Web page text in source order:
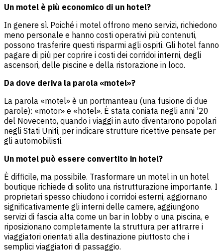
Un motel è più economico di un hotel?
In genere sì. Poiché i motel offrono meno servizi, richiedono
meno personale e hanno costi operativi più contenuti,
possono trasferire questi risparmi agli ospiti. Gli hotel fanno
pagare di più per coprire i costi dei corridoi interni, degli
ascensori, delle piscine e della ristorazione in loco.
Da dove deriva la parola «motel»?
La parola «motel» è un portmanteau (una fusione di due
parole): «motor» e «hotel». È stata coniata negli anni '20
del Novecento, quando i viaggi in auto diventarono popolari
negli Stati Uniti, per indicare strutture ricettive pensate per
gli automobilisti.
Un motel può essere convertito in hotel?
È difficile, ma possibile. Trasformare un motel in un hotel
boutique richiede di solito una ristrutturazione importante. I
proprietari spesso chiudono i corridoi esterni, aggiornano
significativamente gli interni delle camere, aggiungono
servizi di fascia alta come un bar in lobby o una piscina, e
riposizionano completamente la struttura per attrarre i
viaggiatori orientati alla destinazione piuttosto che i
semplici viaggiatori di passaggio.